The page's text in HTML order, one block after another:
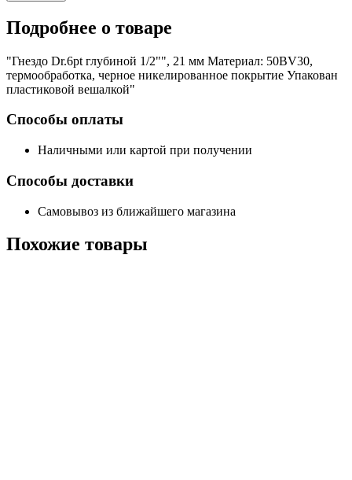
Подробнее о товаре
"Гнездо Dr.6pt глубиной 1/2"", 21 мм Материал: 50BV30,
термообработка, черное никелированное покрытие Упакован
пластиковой вешалкой"
Способы оплаты
Наличными или картой при получении
Способы доставки
Самовывоз из ближайшего магазина
Похожие товары